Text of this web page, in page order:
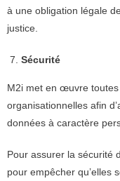
à une obligation légale
justice.
Sécurité
M2i met en œuvre
organisationnelles afin
données à caractère
Pour assurer la sécurité
pour empêcher qu’elles